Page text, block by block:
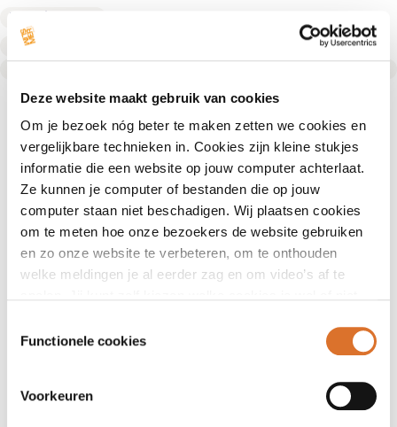
Deze website maakt gebruik van cookies
Om je bezoek nóg beter te maken zetten we cookies en
vergelijkbare technieken in. Cookies zijn kleine stukjes
informatie die een website op jouw computer achterlaat.
Ze kunnen je computer of bestanden die op jouw
computer staan niet beschadigen. Wij plaatsen cookies
om te meten hoe onze bezoekers de website gebruiken
en zo onze website te verbeteren, om te onthouden
welke meldingen je al eerder zag en om video’s af te
Functionele cookies
Voorkeuren
Fysiotherapeut
Leefstijlcoach